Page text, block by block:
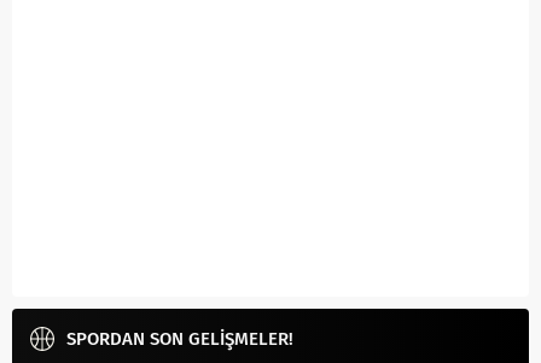
SPORDAN SON GELİŞMELER!